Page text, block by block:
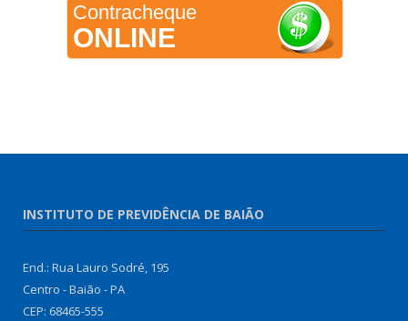
Contracheque
ONLINE
INSTITUTO DE PREVIDÊNCIA DE BAIÃO
End.: Rua Lauro Sodré, 195
Centro - Baião - PA
CEP: 68465-555